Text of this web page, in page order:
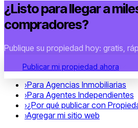
¿Listo para llegar a
compradores?
Publique su propiedad hoy: gratis,
Publicar mi propiedad ahora
›Para Agencias Inmobiliarias
›Para Agentes Independientes
›¿Por qué publicar con
›Agregar mi sitio web